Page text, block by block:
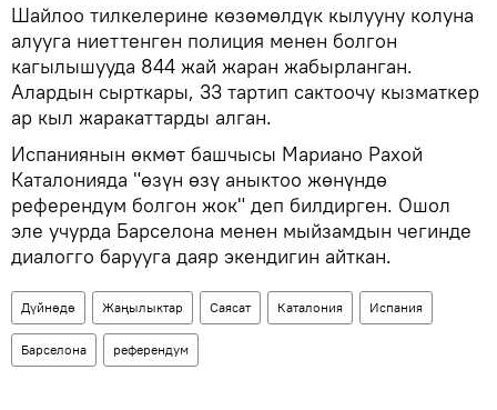
Шайлоо тилкелерине көзөмөлдүк кылууну колуна
алууга ниеттенген полиция менен болгон
кагылышууда 844 жай жаран жабырланган.
Алардын сырткары, 33 тартип сактоочу кызматкер
ар кыл жаракаттарды алган.
Испаниянын өкмөт башчысы Мариано Рахой
Каталонияда "өзүн өзү аныктоо жөнүндө
референдум болгон жок" деп билдирген. Ошол
эле учурда Барселона менен мыйзамдын чегинде
диалогго барууга даяр экендигин айткан.
Дүйнөдө Жаңылыктар Саясат Каталония Испания
Барселона референдум